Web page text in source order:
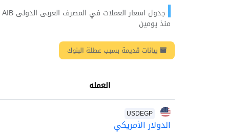
منذ يومين
بيانات قديمة بسبب عطلة البنوك
العمله
USDEGP
الدولار الأمريكي